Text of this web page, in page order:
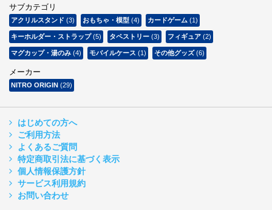
サブカテゴリ
アクリルスタンド (3) おもちゃ・模型 (4) カードゲーム (1)
キーホルダー・ストラップ(5) タペストリー (3) フィギュア (2)
マグカップ・湯のみ (4) モバイルケース (1) その他グッズ(6)
メーカー
NITRO ORIGIN (29)
はじめての方へ
ご利用方法
よくあるご質問
特定商取引法に基づく表示
個人情報保護方針
サービス利用規約
お問い合わせ